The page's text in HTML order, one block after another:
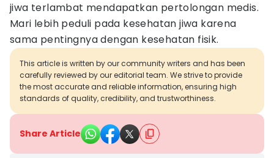
jiwa terlambat mendapatkan pertolongan medis.
Mari lebih peduli pada kesehatan jiwa karena
sama pentingnya dengan kesehatan fisik.
This article is written by our community writers and has been
carefully reviewed by our editorial team. We strive to provide
the most accurate and reliable information, ensuring high
standards of quality, credibility, and trustworthiness.
Share Article